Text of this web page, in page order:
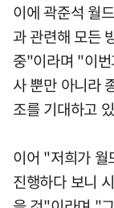
이에 곽준석 월
과 관련해 모든
중"이라며 "이
사 뿐만 아니라
조를 기대하고
이어 "저희가 월
진행하다 보니